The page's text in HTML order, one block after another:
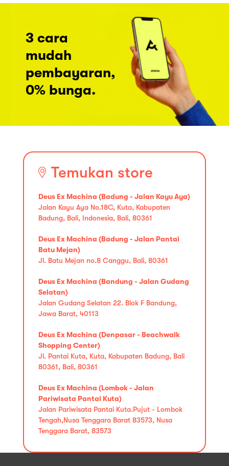
3 cara
mudah
pembayaran,
0% bunga.
Temukan store
Deus Ex Machina (Badung - Jalan Kayu Aya)
Jalan Kayu Aya No.18C, Kuta, Kabupaten
Badung, Bali, Indonesia, Bali, 80361
Deus Ex Machina (Badung - Jalan Pantai
Batu Mejan)
Jl. Batu Mejan no.8 Canggu, Bali, 80361
Deus Ex Machina (Bandung - Jalan Gudang
Selatan)
Jalan Gudang Selatan 22. Blok F Bandung,
Jawa Barat, 40113
Deus Ex Machina (Denpasar - Beachwalk
Shopping Center)
Jl. Pantai Kuta, Kuta, Kabupaten Badung, Bali
80361, Bali, 80361
Deus Ex Machina (Lombok - Jalan
Pariwisata Pantai Kuta)
Jalan Pariwisata Pantai Kuta.Pujut - Lombok
Tengah,Nusa Tenggara Barat 83573, Nusa
Tenggara Barat, 83573